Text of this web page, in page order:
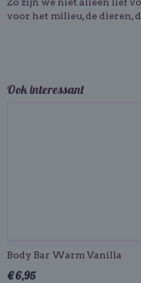
voor het milieu, de dieren,
Ook interessant
Body Bar Warm Vanilla
€ 6,95